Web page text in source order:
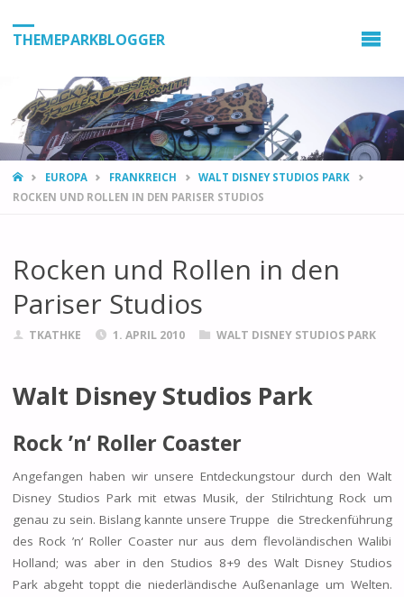
THEMEPARKBLOGGER
HOMEEUROPA FRANKREICH
WALT DISNEY STUDIOS PARK
ROCKEN UND ROLLEN IN DEN PARISER STUDIOS
Rocken und Rollen in den
Pariser Studios
TKATHKE 1. APRIL 2010 WALT DISNEY STUDIOS PARK
Walt Disney Studios Park
Rock ’n‘ Roller Coaster
Angefangen haben wir unsere Entdeckungstour durch den Walt
Disney Studios Park mit etwas Musik, der Stilrichtung Rock um
genau zu sein. Bislang kannte unsere Truppe die Streckenführung
des Rock ’n‘ Roller Coaster nur aus dem flevoländischen Walibi
Holland; was aber in den Studios 8+9 des Walt Disney Studios
Park abgeht toppt die niederländische Außenanlage um Welten.